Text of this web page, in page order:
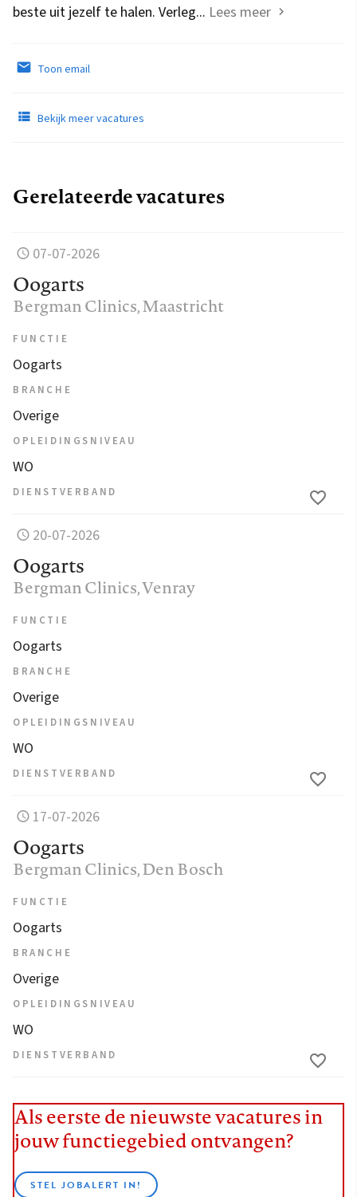
beste uit jezelf te halen. Verleg... Lees meer
Toon email
Bekijk meer vacatures
Gerelateerde vacatures
07-07-2026
Oogarts
Bergman Clinics, Maastricht
FUNCTIE
Oogarts
BRANCHE
Overige
OPLEIDINGSNIVEAU
WO
DIENSTVERBAND
20-07-2026
Oogarts
Bergman Clinics, Venray
FUNCTIE
Oogarts
BRANCHE
Overige
OPLEIDINGSNIVEAU
WO
DIENSTVERBAND
17-07-2026
Oogarts
Bergman Clinics, Den Bosch
FUNCTIE
Oogarts
BRANCHE
Overige
OPLEIDINGSNIVEAU
WO
DIENSTVERBAND
Als eerste de nieuwste vacatures in
jouw functiegebied ontvangen?
STEL JOBALERT IN!